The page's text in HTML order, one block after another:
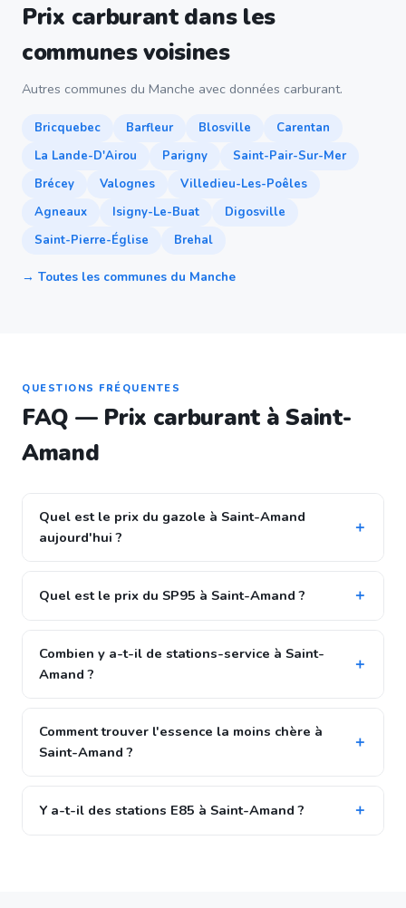
Prix carburant dans les
communes voisines
Autres communes du Manche avec données carburant.
Bricquebec Barfleur Blosville
Carentan
La Lande-D'Airou
Parigny
Saint-Pair-Sur-Mer
Brécey
Valognes
Villedieu-Les-Poêles
Agneaux
Isigny-Le-Buat
Digosville
Saint-Pierre-Église
Brehal
→ Toutes les communes du Manche
QUESTIONS FRÉQUENTES
FAQ — Prix carburant à Saint-
Amand
Quel est le prix du gazole à Saint-Amand
aujourd'hui ?
Quel est le prix du SP95 à Saint-Amand ?
Combien y a-t-il de stations-service à Saint-
Amand ?
Comment trouver l'essence la moins chère à
Saint-Amand ?
Y a-t-il des stations E85 à Saint-Amand ?